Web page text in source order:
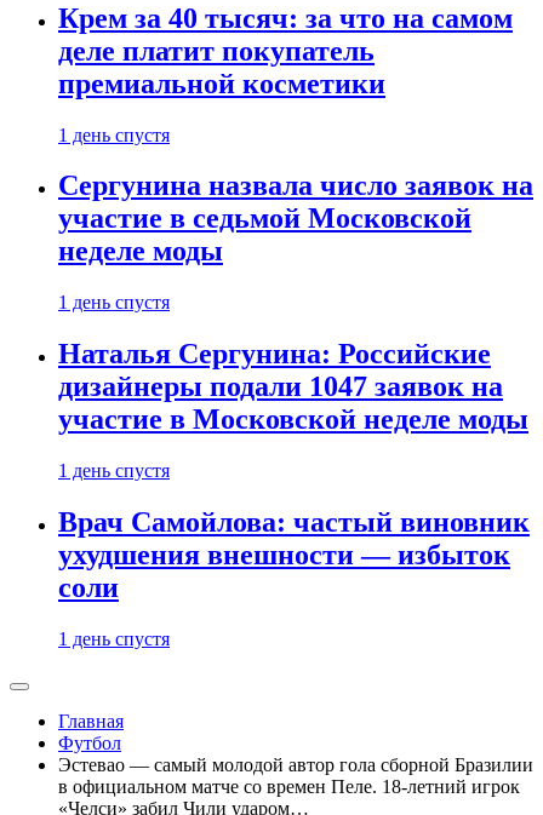
Крем за 40 тысяч: за что на самом
деле платит покупатель
премиальной косметики
1 день спустя
Сергунина назвала число заявок на
участие в седьмой Московской
неделе моды
1 день спустя
Наталья Сергунина: Российские
дизайнеры подали 1047 заявок на
участие в Московской неделе моды
1 день спустя
Врач Самойлова: частый виновник
ухудшения внешности — избыток
соли
1 день спустя
Главная
Футбол
Эстевао — самый молодой автор гола сборной Бразилии
в официальном матче со времен Пеле. 18-летний игрок
«Челси» забил Чили ударом…